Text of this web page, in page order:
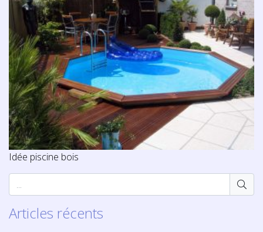
Idée piscine bois
Articles récents